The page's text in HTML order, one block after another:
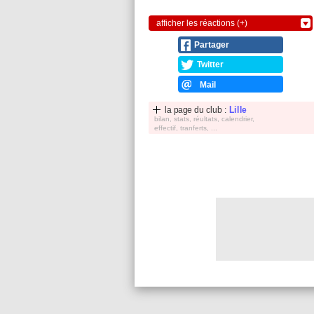
afficher les réactions (+)
Partager
Twitter
Mail
la page du club : Lille
bilan, stats, réultats, calendrier,
effectif, tranferts, ...